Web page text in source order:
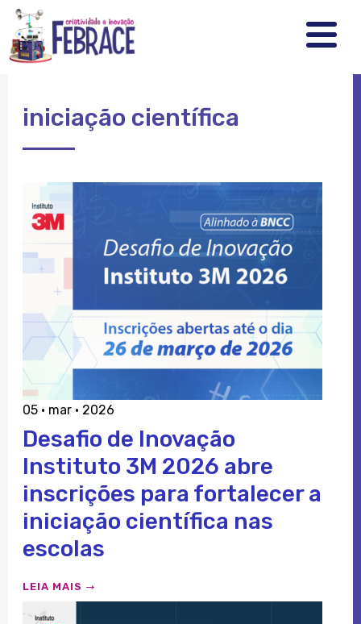
FEBRRACE
.
.
.
iniciação científica
05 · mar · 2026
Desafio de Inovação
Instituto 3M 2026 abre
inscrições para fortalecer a
iniciação científica nas
escolas
LEIA MAIS